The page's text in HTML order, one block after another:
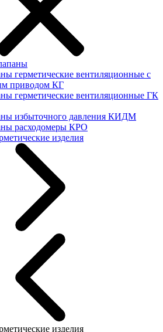
герметические вентиляционные с
приводом КГ
герметические вентиляционные ГК
избыточного давления КИДМ
расходомеры КРО
изделия
изделия